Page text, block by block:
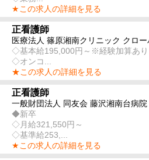
★この求人の詳細を見る
正看護師
医療法人 篠原湘南クリニック クロ
◇基本給195,000円～※経験加算あ
◇オンコ...
★この求人の詳細を見る
正看護師
一般財団法人 同友会 藤沢湘南台病
◆新卒
◇月給321,550円～
◇基準給253,...
★この求人の詳細を見る